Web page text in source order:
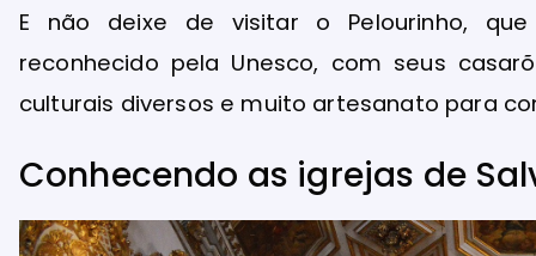
E não deixe de visitar o Pelourinho,
reconhecido pela Unesco, com seus
culturais diversos e muito artesanato para
Conhecendo as igrejas de